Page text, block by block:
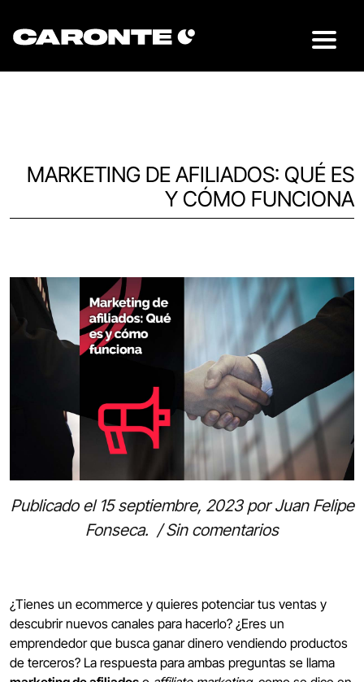
MARKETING DE AFILIADOS: QUÉ ES
Y CÓMO FUNCIONA
Publicado el 15 septiembre, 2023porJuan Felipe
Fonseca. /Sin comentarios
¿Tienes un ecommerce y quieres potenciar tus ventas y
descubrir nuevos canales para hacerlo? ¿Eres un
emprendedor que busca ganar dinero vendiendo productos
de terceros? La respuesta para ambas preguntas se llama